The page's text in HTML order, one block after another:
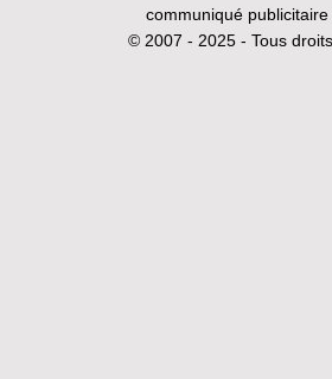
communiqué
© 2007 - 2025 - Tous